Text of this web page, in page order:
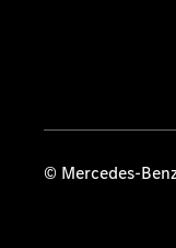
© Mercedes-